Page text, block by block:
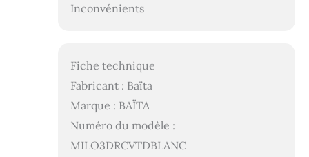
Inconvénients
Fiche technique
Fabricant : Baïta
Marque : BAÏTA
Numéro du modèle :
MILO3DRCVTDBLANC